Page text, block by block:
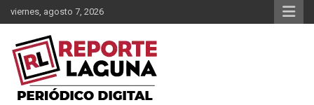
Saltar
al
contenido
viernes, agosto 7, 2026